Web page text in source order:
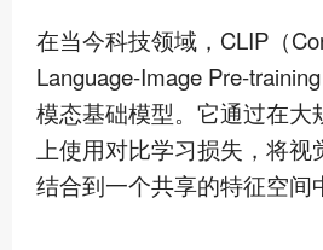
在当今科技领域，CLIP（
Language-Image Pre-
模态基础模型。它通过在大
上使用对比学习损失，将
结合到一个共享的特征空间